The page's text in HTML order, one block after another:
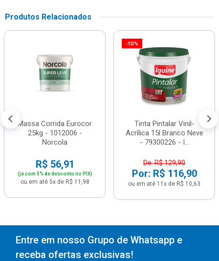
Produtos Relacionados
Massa Corrida Eurocor
25kg - 1012006 -
Norcola
R$ 56,91
(já com 5% de desconto no PIX)
ou em até 5x de R$ 11,98
-10%
Tinta Pintalar Vinil-
Acrílica 15l Branco Neve
- 79300226 - I...
De: R$ 129,90
Por: R$ 116,90
ou em até 11x de R$ 10,63
Entre em nosso Grupo de Whatsapp e
receba ofertas exclusivas!